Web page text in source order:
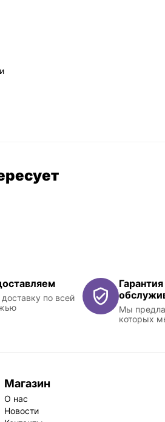
по всей
Мы
которых
Магазин
О нас
Новости